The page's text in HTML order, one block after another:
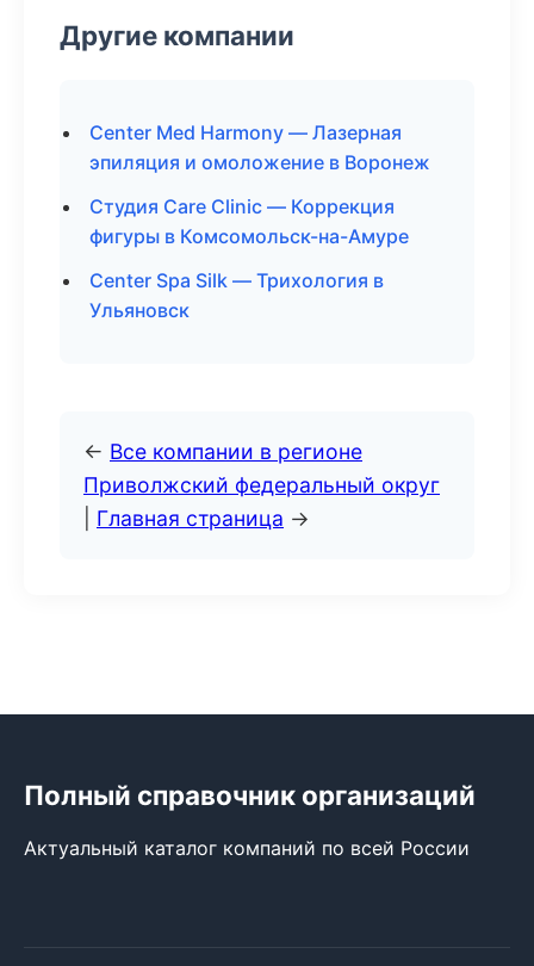
Другие компании
Center Med Harmony — Лазерная
эпиляция и омоложение в Воронеж
Студия Care Clinic — Коррекция
фигуры в Комсомольск-на-Амуре
Center Spa Silk — Трихология в
Ульяновск
← Все компании в регионе
Приволжский федеральный округ
Главная страница →
Полный справочник организаций
Актуальный каталог компаний по всей России